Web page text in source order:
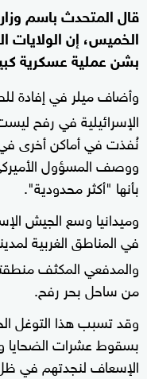
قال المتحدث باسم
الخميس، إن الولايات
بشن عملية عسكرية
وأضاف ميلر في إفادة
الإسرائيلية في رفح
نُفذت في أماكن أخرى
ووصف المسؤول
بأنها "أكثر محدودية".
وميدانيا وسع الجيش
في المناطق الغربية
والمدفعي المكثف
من ساحل بحر رفح.
وقد تسبب هذا التوغل
بسقوط عشرات
الإسعاف لنجدتهم في ظل